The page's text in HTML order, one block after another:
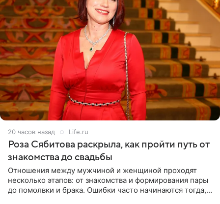
20 часов назад Life.ru
Роза Сябитова раскрыла, как пройти путь от
знакомства до свадьбы
Отношения между мужчиной и женщиной проходят
несколько этапов: от знакомства и формирования пары
до помолвки и брака. Ошибки часто начинаются тогда,